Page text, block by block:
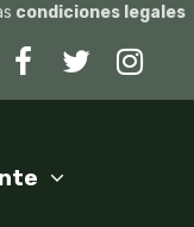
condiciones legales